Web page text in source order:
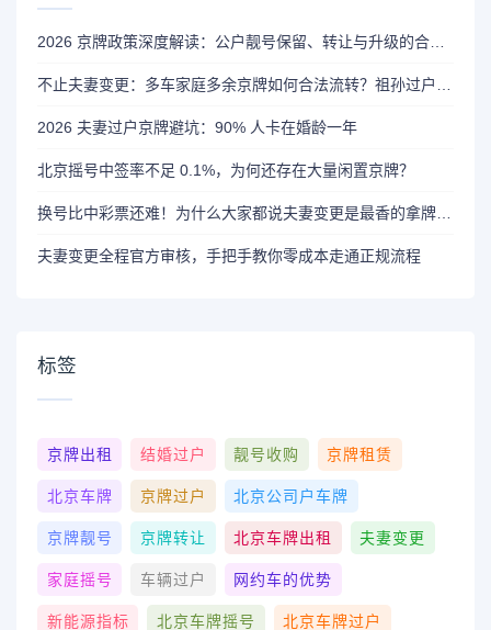
2026 京牌政策深度解读：公户靓号保留、转让与升级的合规边界
不止夫妻变更：多车家庭多余京牌如何合法流转？祖孙过户与家庭积分攻略
2026 夫妻过户京牌避坑：90% 人卡在婚龄一年
北京摇号中签率不足 0.1%，为何还存在大量闲置京牌？
换号比中彩票还难！为什么大家都说夫妻变更是最香的拿牌方式？
夫妻变更全程官方审核，手把手教你零成本走通正规流程
标签
京牌出租 结婚过户 靓号收购 京牌租赁
北京车牌 京牌过户 北京公司户车牌
京牌靓号 京牌转让 北京车牌出租 夫妻变更
家庭摇号 车辆过户 网约车的优势
新能源指标 北京车牌摇号 北京车牌过户